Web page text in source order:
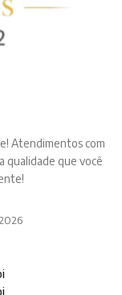
Atendimentos com
qualidade que você